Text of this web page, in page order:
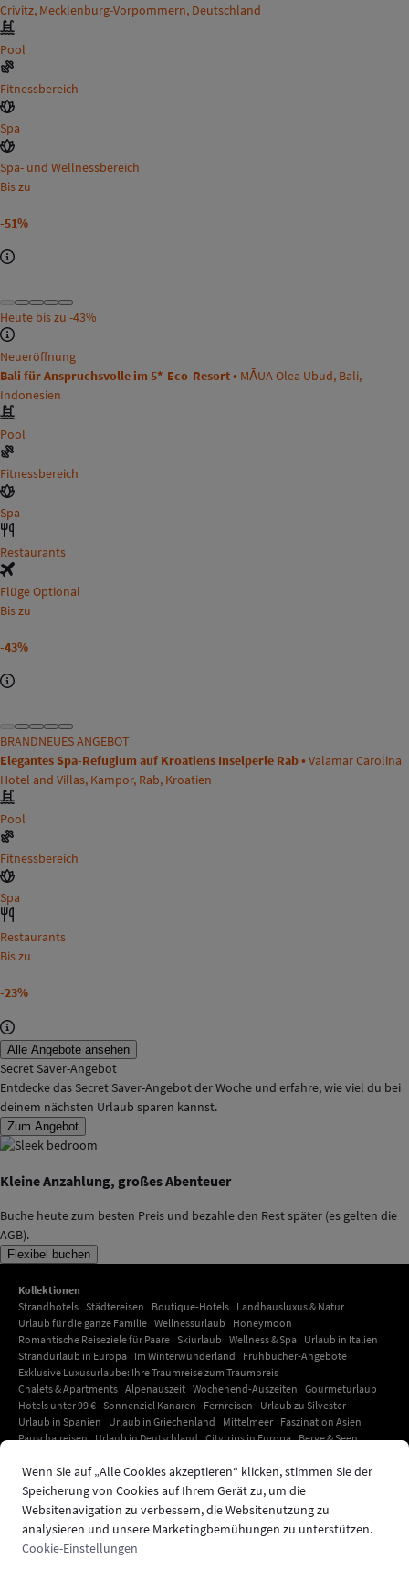
Crivitz, Mecklenburg-Vorpommern, Deutschland
Pool
Fitnessbereich
Spa
Spa- und Wellnessbereich
Bis zu
-51%
Heute bis zu -43%
Neueröffnung
Bali für Anspruchsvolle im 5*-Eco-Resort • MĀUA Olea Ubud, Bali,
Indonesien
Pool
Fitnessbereich
Spa
Restaurants
Flüge Optional
Bis zu
-43%
BRANDNEUES ANGEBOT
Elegantes Spa-Refugium auf Kroatiens Inselperle Rab • Valamar Carolina
Hotel and Villas, Kampor, Rab, Kroatien
Pool
Fitnessbereich
Spa
Restaurants
Bis zu
-23%
Alle Angebote ansehen
Secret Saver-Angebot
Entdecke das Secret Saver-Angebot der Woche und erfahre, wie viel du bei
deinem nächsten Urlaub sparen kannst.
Zum Angebot
Kleine Anzahlung, großes Abenteuer
Buche heute zum besten Preis und bezahle den Rest später (es gelten die
AGB).
Flexibel buchen
Kollektionen
Strandhotels Städtereisen Boutique-Hotels Landhausluxus & Natur
Urlaub für die ganze Familie Wellnessurlaub
Honeymoon
Romantische Reiseziele für Paare Skiurlaub Wellness & Spa Urlaub in Italien
Strandurlaub in Europa Im Winterwunderland
Frühbucher-Angebote
Exklusive Luxusurlaube: Ihre Traumreise zum Traumpreis
Chalets & Apartments Alpenauszeit Wochenend-Auszeiten Gourmeturlaub
Hotels unter 99 € Sonnenziel Kanaren Fernreisen
Urlaub zu Silvester
Urlaub in Spanien
Urlaub in Griechenland Mittelmeer Faszination Asien
Pauschalreisen Urlaub in Deutschland Citytrips in Europa Berge & Seen
Deals der Woche Amsterdam-Hotels Paris Hotels
Ihr exklusiver Urlaub auf Mallorca: Unvergessliche Momente unter südlicher
Sonne
Urlaub auf Kreta
Urlaub in Dubai
Urlaub in der Karibik
Südtirol Urlaub Urlaub in Indonesien Strandhotels
Wenn Sie auf „Alle Cookies akzeptieren“ klicken, stimmen Sie der
Speicherung von Cookies auf Ihrem Gerät zu, um die
Websitenavigation zu verbessern, die Websitenutzung zu
analysieren und unsere Marketingbemühungen zu unterstützen.
Cookie-Einstellungen